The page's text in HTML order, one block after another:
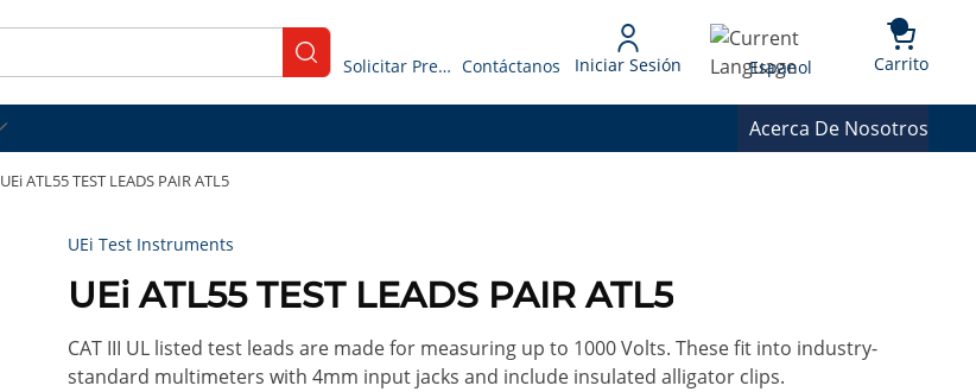
submit search
Solicitar Presupuesto Contáctanos Iniciar Sesión Language
Espanol Carrito{0}
Acerca De Nosotros
UEi ATL55 TEST LEADS PAIR ATL5
UEi Test Instruments
UEi ATL55 TEST LEADS PAIR ATL5
CAT III UL listed test leads are made for measuring up to 1000 Volts. These fit into industry-
standard multimeters with 4mm input jacks and include insulated alligator clips.